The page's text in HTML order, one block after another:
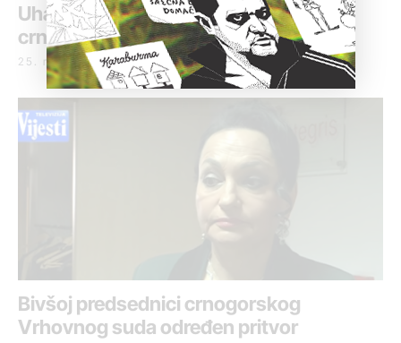
Uhapšen sin bivše predsednice
crnogorskog Vrhovnog suda
25. maj 2022.
Bivšoj predsednici crnogorskog
Vrhovnog suda određen pritvor